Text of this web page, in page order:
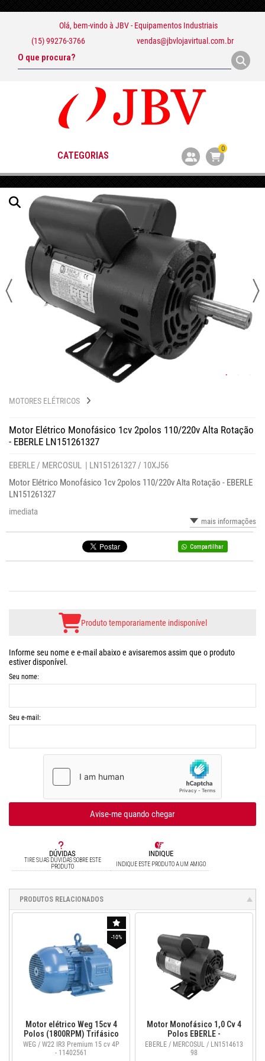
Olá, bem-vindo à JBV - Equipamentos Industriais
(15) 99276-3766
vendas@jbvlojavirtual.com.br
CATEGORIAS
0
MOTORES ELÉTRICOS
Motor Elétrico Monofásico 1cv 2polos 110/220v Alta Rotação
- EBERLE LN151261327
EBERLE / MERCOSUL | LN151261327 / 10XJ56
Motor Elétrico Monofásico 1cv 2polos 110/220v Alta Rotação - EBERLE
LN151261327
imediata
mais informações
Compartilhar
DÚVIDAS
TIRE SUAS DÚVIDAS SOBRE ESTE
PRODUTO
INDIQUE
INDIQUE ESTE PRODUTO A UM AMIGO
Produto temporariamente indisponível
Informe seu nome e e-mail abaixo e avisaremos assim que o produto
estiver disponível.
Seu nome:
Seu e-mail:
Avise-me quando chegar
PRODUTOS RELACIONADOS
-10%
Motor elétrico Weg 15cv 4
Polos (1800RPM) Trifásico
220/380/440 V W22 Ir3 Baixa
Rotação C/nf - 11402561
WEG / W22 IR3 Premium 15 cv 4P
- 11402561
Motor Monofásico 1,0 Cv 4
Polos EBERLE -
LN151461398
EBERLE / MERCOSUL / LN1514613
98